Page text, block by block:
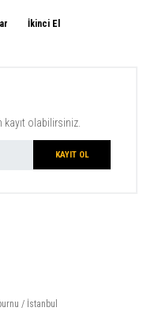
İkinci El
olabilirsiniz.
/ İstanbul